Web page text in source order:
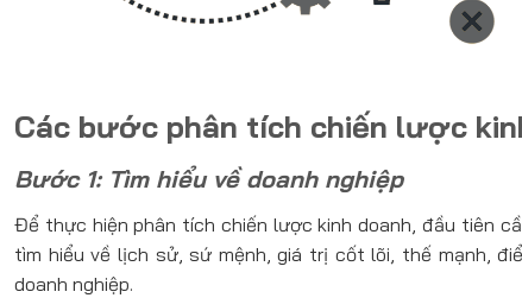
Các bước phân tích chiến lược
Bước 1: Tìm hiểu về doanh nghiệp
Để thực hiện phân tích chiến lược kinh doanh, đầu tiên
tìm hiểu về lịch sử, sứ mệnh, giá trị cốt lõi, thế mạnh,
doanh nghiệp.